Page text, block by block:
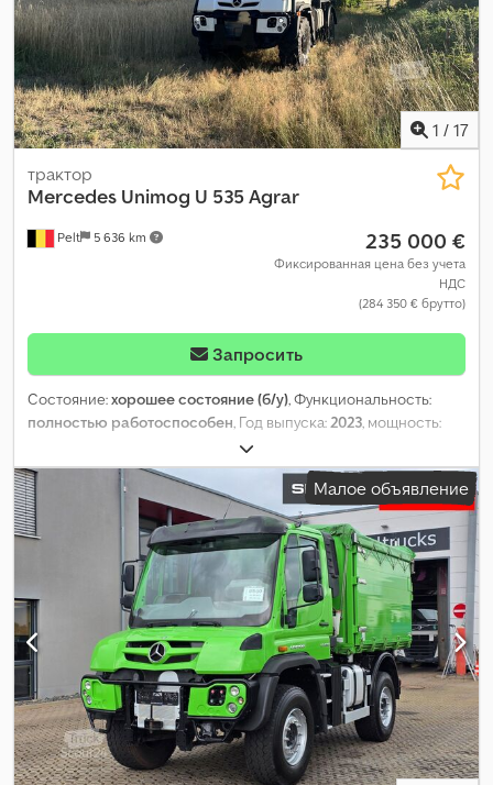
1 / 17
Pelt 5 636 km
трактор
Mercedes Unimog U 535 Agrar
235 000 €
Фиксированная цена без учета
НДС
(284 350 € брутто)
Запросить
Состояние:хорошее состояние (б/у), Функциональность:
полностью работоспособен, Год выпуска:2023, мощность:
, производитель двигателей:
тип передачи:гидростат, тип топлива:дизель, максимальная
скорость:
90 км/ч , первая регистрация: 09/2023, следующая
проверка (TÜV):07/2027, цвет:белый, общий вес:8 800 кг,
размер передней шины:445/65/22.5, размер задней шины:
, Оборудование:
гидравлика, дополнительные
фары, кабина, кондиционер, освещение, прицепное
устройство
Малое объявление